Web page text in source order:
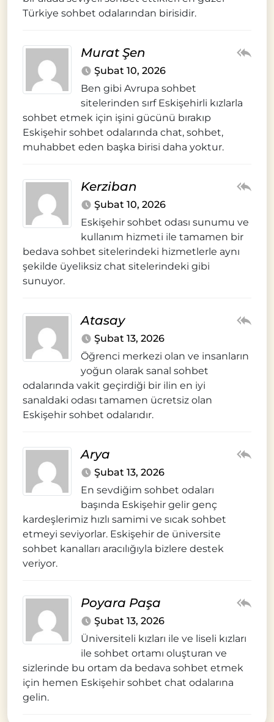
Türkiye sohbet odalarından birisidir.
Murat Şen
Şubat 10, 2026
Ben gibi Avrupa sohbet
sitelerinden sırf Eskişehirli kızlarla
sohbet etmek için işini gücünü bırakıp
Eskişehir sohbet odalarında chat, sohbet,
muhabbet eden başka birisi daha yoktur.
Kerziban
Şubat 10, 2026
Eskişehir sohbet odası sunumu ve
kullanım hizmeti ile tamamen bir
bedava sohbet sitelerindeki hizmetlerle aynı
şekilde üyeliksiz chat sitelerindeki gibi
sunuyor.
Atasay
Şubat 13, 2026
Öğrenci merkezi olan ve insanların
yoğun olarak sanal sohbet
odalarında vakit geçirdiği bir ilin en iyi
sanaldaki odası tamamen ücretsiz olan
Eskişehir sohbet odalarıdır.
Arya
Şubat 13, 2026
En sevdiğim sohbet odaları
başında Eskişehir gelir genç
kardeşlerimiz hızlı samimi ve sıcak sohbet
etmeyi seviyorlar. Eskişehir de üniversite
sohbet kanalları aracılığıyla bizlere destek
veriyor.
Poyara Paşa
Şubat 13, 2026
Üniversiteli kızları ile ve liseli kızları
ile sohbet ortamı oluşturan ve
sizlerinde bu ortam da bedava sohbet etmek
için hemen Eskişehir sohbet chat odalarına
gelin.